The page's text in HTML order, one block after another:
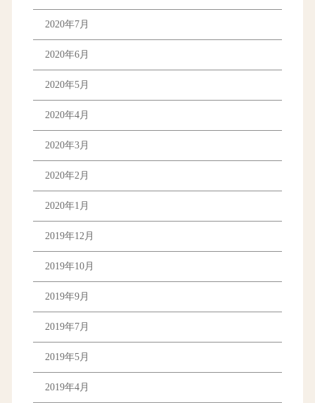
2020年7月
2020年6月
2020年5月
2020年4月
2020年3月
2020年2月
2020年1月
2019年12月
2019年10月
2019年9月
2019年7月
2019年5月
2019年4月